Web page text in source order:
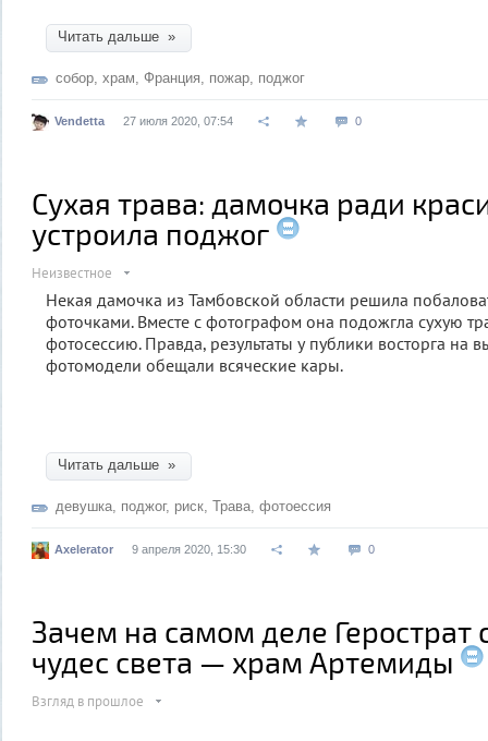
Читать дальше »
собор храм Франция пожар поджог
Vendetta 27 июля 2020, 07:54 0
Сухая трава: дамочка ради
устроила поджог
Неизвестное
Некая дамочка из Тамбовской области решила
фоточками. Вместе с фотографом она подожгла сухую
фотосессию. Правда, результаты у публики восторга на
фотомодели обещали всяческие кары.
Читать дальше »
девушка поджог, риск Трава фотоессия
Axelerator 9 апреля 2020, 15:30 0
Зачем на самом деле Герострат
чудес света — храм Артемиды
Взгляд в прошлое